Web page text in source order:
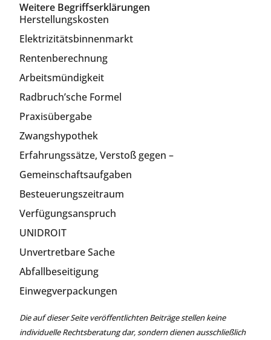
Weitere Begriffserklärungen
Herstellungskosten
Elektrizitätsbinnenmarkt
Rentenberechnung
Arbeitsmündigkeit
Radbruch’sche Formel
Praxisübergabe
Zwangshypothek
Erfahrungssätze, Verstoß gegen –
Gemeinschaftsaufgaben
Besteuerungszeitraum
Verfügungsanspruch
UNIDROIT
Unvertretbare Sache
Abfallbeseitigung
Einwegverpackungen
Die auf dieser Seite veröffentlichten Beiträge stellen keine
individuelle Rechtsberatung dar, sondern dienen ausschließlich